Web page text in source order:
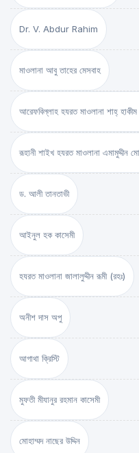
Dr. V. Abdur Rahim
মাওলানা আবু তাহের মেসবাহ
আরেফবিল্লাহ হযরত মাওলানা শাহ্ হাকীম
রূহানী শাইখ হযরত মাওলানা এমামুদ্দীন
ড. আলী তানতাভী
আইনুল হক কাসেমী
হযরত মাওলানা জালালুদ্দীন রূমী (রহঃ)
অনীশ দাস অপু
আগাথা ক্রিস্টি
মুফতী মীযানুর রহমান কাসেমী
মোহাম্মদ নাছের উদ্দিন